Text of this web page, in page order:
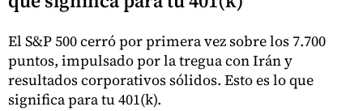
El S&P 500 cerró por primera vez sobre los 7.700
puntos, impulsado por la tregua con Irán y
resultados corporativos sólidos. Esto es lo que
significa para tu 401(k).